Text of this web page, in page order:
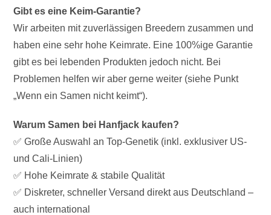
Gibt es eine Keim-Garantie?
Wir arbeiten mit zuverlässigen Breedern zusammen und
haben eine sehr hohe Keimrate. Eine 100%ige Garantie
gibt es bei lebenden Produkten jedoch nicht. Bei
Problemen helfen wir aber gerne weiter (siehe Punkt
„Wenn ein Samen nicht keimt“).
Warum Samen bei Hanfjack kaufen?
✅ Große Auswahl an Top-Genetik (inkl. exklusiver US-
und Cali-Linien)
✅ Hohe Keimrate & stabile Qualität
✅ Diskreter, schneller Versand direkt aus Deutschland –
auch international